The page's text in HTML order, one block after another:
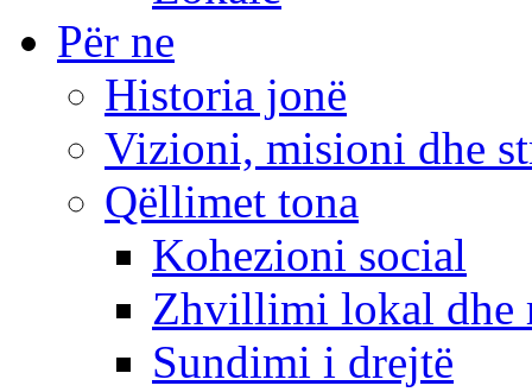
Për ne
Historia jonë
Vizioni, misioni dhe
Qëllimet tona
Kohezioni social
Zhvillimi lokal dhe
Sundimi i drejtë